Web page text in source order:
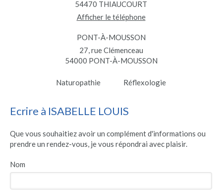
54470 THIAUCOURT
Afficher le téléphone
PONT-À-MOUSSON
27, rue Clémenceau
54000 PONT-À-MOUSSON
Naturopathie Réflexologie
Ecrire à ISABELLE LOUIS
Que vous souhaitiez avoir un complément d'informations ou
prendre un rendez-vous, je vous répondrai avec plaisir.
Nom